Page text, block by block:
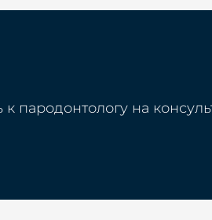
пародонтологу на